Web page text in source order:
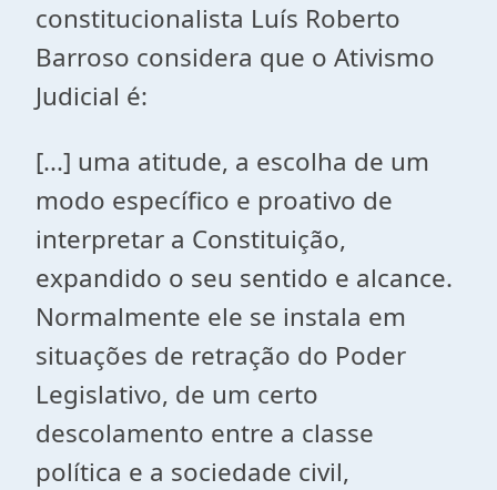
constitucionalista Luís Roberto
Barroso considera que o Ativismo
Judicial é:
[...] uma atitude, a escolha de um
modo específico e proativo de
interpretar a Constituição,
expandido o seu sentido e alcance.
Normalmente ele se instala em
situações de retração do Poder
Legislativo, de um certo
descolamento entre a classe
política e a sociedade civil,